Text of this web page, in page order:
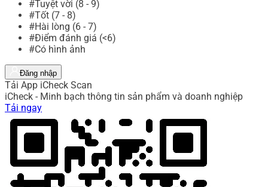
#Tuyệt vời (8 - 9)
#Tốt (7 - 8)
#Hài lòng (6 - 7)
#Điểm đánh giá (<6)
#Có hình ảnh
Đăng nhập
Tải App iCheck Scan
iCheck - Minh bạch thông tin sản phẩm và doanh nghiệp
Tải ngay